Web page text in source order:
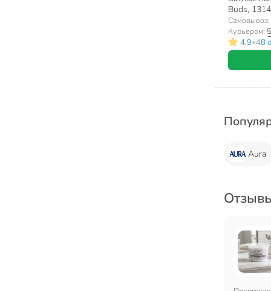
Buds,
Самовывоз:
Курьером:
4.9•48
Aura